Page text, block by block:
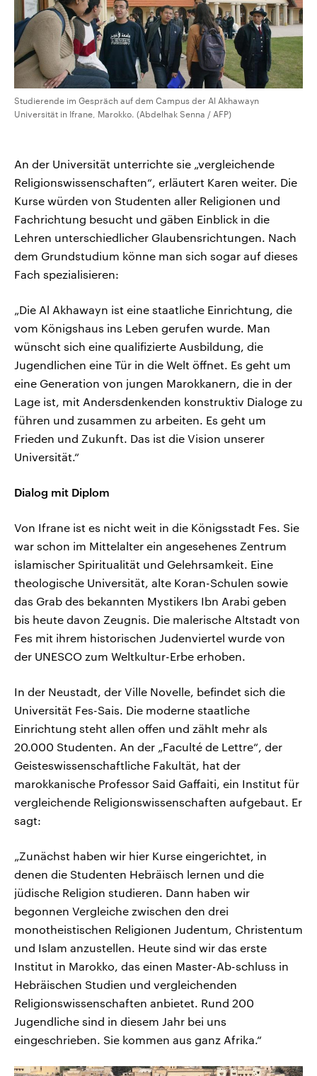
Studierende im Gespräch auf dem Campus der Al Akhawayn
Universität in Ifrane, Marokko. (Abdelhak Senna / AFP)
An der Universität unterrichte sie „vergleichende
Religionswissenschaften“, erläutert Karen weiter. Die
Kurse würden von Studenten aller Religionen und
Fachrichtung besucht und gäben Einblick in die
Lehren unterschiedlicher Glaubensrichtungen. Nach
dem Grundstudium könne man sich sogar auf dieses
Fach spezialisieren:
„Die Al Akhawayn ist eine staatliche Einrichtung, die
vom Königshaus ins Leben gerufen wurde. Man
wünscht sich eine qualifizierte Ausbildung, die
Jugendlichen eine Tür in die Welt öffnet. Es geht um
eine Generation von jungen Marokkanern, die in der
Lage ist, mit Andersdenkenden konstruktiv Dialoge zu
führen und zusammen zu arbeiten. Es geht um
Frieden und Zukunft. Das ist die Vision unserer
Universität.“
Dialog mit Diplom
Von Ifrane ist es nicht weit in die Königsstadt Fes. Sie
war schon im Mittelalter ein angesehenes Zentrum
islamischer Spiritualität und Gelehrsamkeit. Eine
theologische Universität, alte Koran-Schulen sowie
das Grab des bekannten Mystikers Ibn Arabi geben
bis heute davon Zeugnis. Die malerische Altstadt von
Fes mit ihrem historischen Judenviertel wurde von
der UNESCO zum Weltkultur-Erbe erhoben.
In der Neustadt, der Ville Novelle, befindet sich die
Universität Fes-Sais. Die moderne staatliche
Einrichtung steht allen offen und zählt mehr als
20.000 Studenten. An der „Faculté de Lettre“, der
Geisteswissenschaftliche Fakultät, hat der
marokkanische Professor Said Gaffaiti, ein Institut für
vergleichende Religionswissenschaften aufgebaut. Er
sagt:
„Zunächst haben wir hier Kurse eingerichtet, in
denen die Studenten Hebräisch lernen und die
jüdische Religion studieren. Dann haben wir
begonnen Vergleiche zwischen den drei
monotheistischen Religionen Judentum, Christentum
und Islam anzustellen. Heute sind wir das erste
Institut in Marokko, das einen Master-Ab-schluss in
Hebräischen Studien und vergleichenden
Religionswissenschaften anbietet. Rund 200
Jugendliche sind in diesem Jahr bei uns
eingeschrieben. Sie kommen aus ganz Afrika.“